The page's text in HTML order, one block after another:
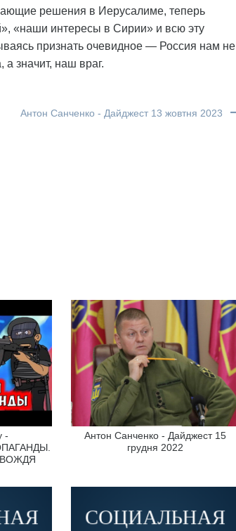
решения в Иерусалиме, теперь
«наши интересы в Сирии» и всю эту
признать очевидное — Россия нам не
значит, наш враг.
Антон Санченко - Дайджест 13 жовтня 2023
-
Антон Санченко - Дайджест 15
грудня 2022